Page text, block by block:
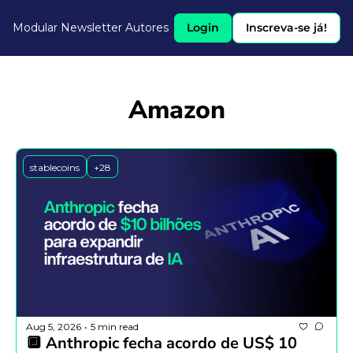
Modular Newsletter Autores Login Inscreva-se já!
Amazon
stablecoins +28
Aug 5, 2026 • 5 min read
🔲 Anthropic fecha acordo de US$ 10